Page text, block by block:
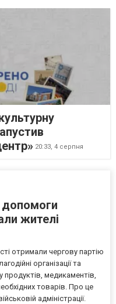
20:33, 4 серпня
допомоги
жителі
отримали чергову партію
організації та
продуктів, медикаментів,
товарів. Про це
адміністрації.